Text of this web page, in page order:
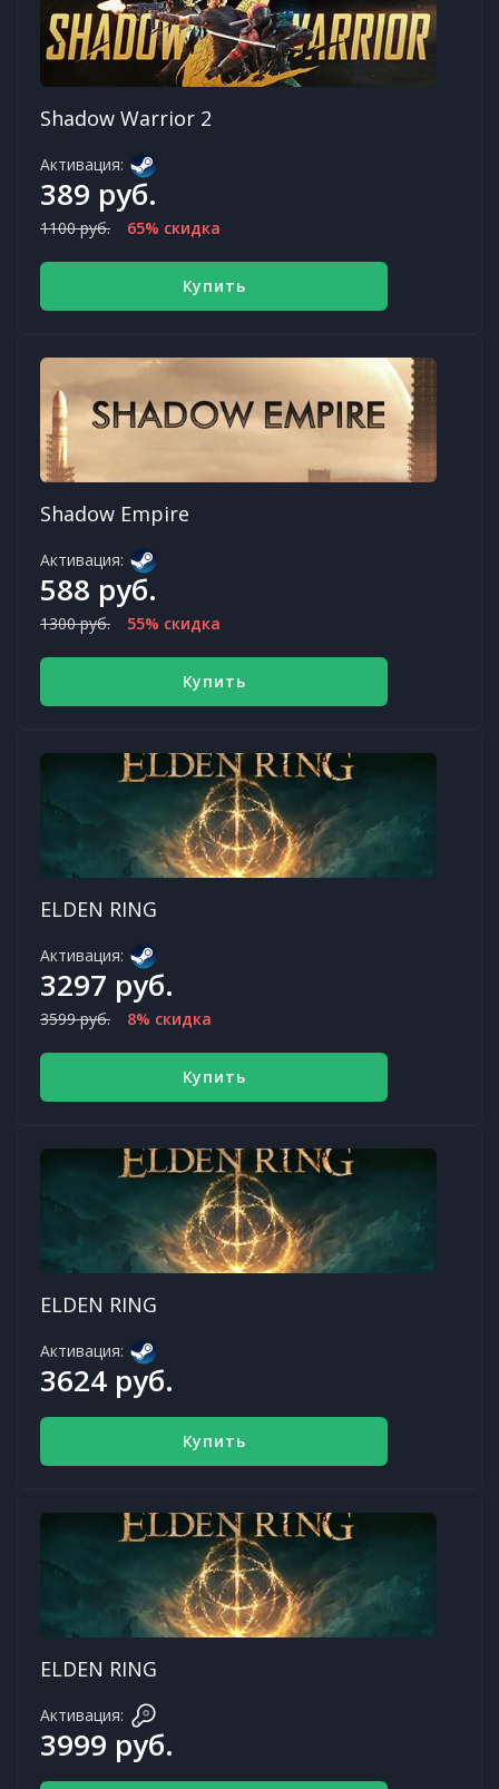
Shadow Warrior 2
Активация:
389 руб.
1100 руб. 65% скидка
Купить
Shadow Empire
Активация:
588 руб.
1300 руб. 55% скидка
Купить
ELDEN RING
Активация:
3297 руб.
3599 руб. 8% скидка
Купить
ELDEN RING
Активация:
3624 руб.
Купить
ELDEN RING
Активация:
3999 руб.